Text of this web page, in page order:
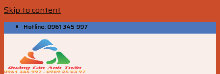
Skip to content
Hotline: 0961 345 997